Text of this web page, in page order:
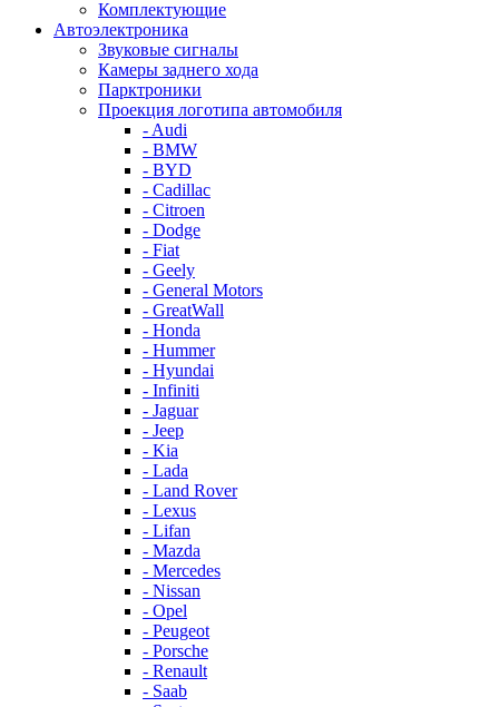
Комплектующие
Автоэлектроника
Звуковые сигналы
Камеры заднего хода
Парктроники
Проекция логотипа автомобиля
- Audi
- BMW
- BYD
- Cadillac
- Citroen
- Dodge
- Fiat
- Geely
- General Motors
- GreatWall
- Honda
- Hummer
- Hyundai
- Infiniti
- Jaguar
- Jeep
- Kia
- Lada
- Land Rover
- Lexus
- Lifan
- Mazda
- Mercedes
- Nissan
- Opel
- Peugeot
- Porsche
- Renault
- Saab